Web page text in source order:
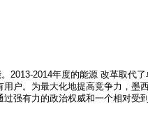
2013-2014年度的能源 改革取代
户。为最大化地提高竞争力，墨
强有力的政治权威和一个相对受